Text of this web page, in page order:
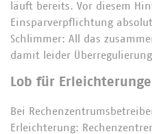
läuft bereits. Vor diesem
Einsparverpflichtung
Schlimmer: All das
damit leider
Lob für
Bei
Erleichterung: